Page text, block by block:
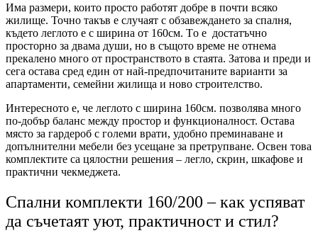
Има размери, които просто работят добре в почти всяко
жилище. Точно такъв е случаят с обзавеждането за спалня,
където леглото е с ширина от 160см. Тo e достатъчно
просторнo за двама души, но в същото време не отнема
прекалено много от пространството в стаята. Затова и преди и
сега остава сред един от най-предпочитаните варианти за
апартаменти, семейни жилища и ново строителство.
Интересното е, че леглото с ширина 160см. позволява много
по-добър баланс между простор и функционалност. Остава
място за гардероб с големи врати, удобно преминаване и
допълнителни мебели без усещане за претрупване. Освен това
комплектите са цялостни решения – легло, скрин, шкафове и
практични чекмеджета.
Спални комплекти 160/200 – как успяват
да съчетаят уют, практичност и стил?